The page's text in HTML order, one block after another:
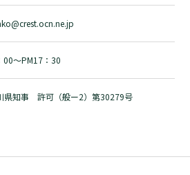
00～PM17：30
県知事 許可（般ー2）第30279号